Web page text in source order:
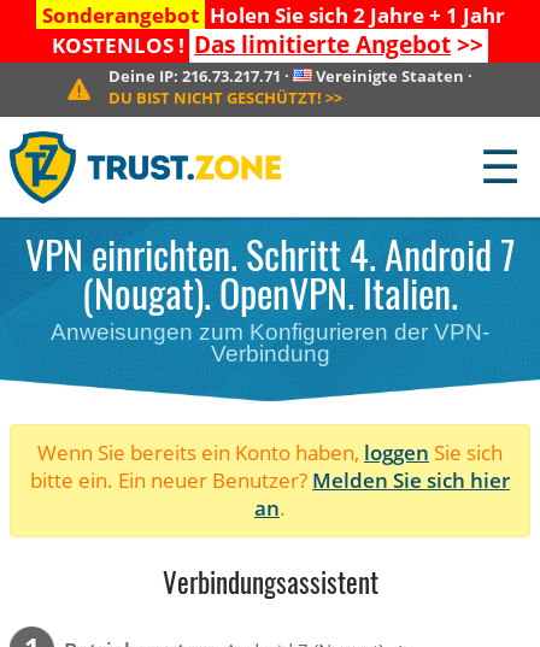
Sonderangebot Holen Sie sich 2 Jahre + 1 Jahr
KOSTENLOS ! Das limitierte Angebot>>
Deine IP:216.73.217.71 · Vereinigte Staaten ·
DU BIST NICHT GESCHÜTZT! >>
☰
VPN einrichten. Schritt 4. Android 7
(Nougat). OpenVPN. Italien.
Anweisungen zum Konfigurieren der VPN-
Verbindung
Wenn Sie bereits ein Konto haben, loggen Sie sich
bitte ein. Ein neuer Benutzer? Melden Sie sich hier
an.
Verbindungsassistent